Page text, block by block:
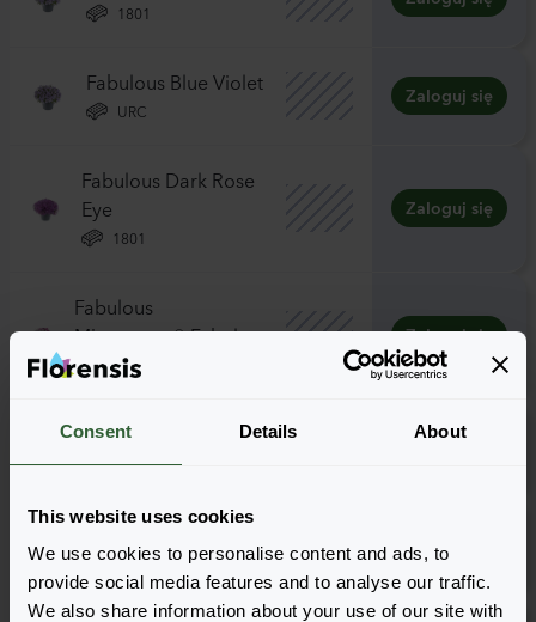
Consent Details About
This website uses cookies
We use cookies to personalise content and ads, to
provide social media features and to analyse our traffic.
We also share information about your use of our site with
1801
Fabulous Blue Violet
URC
Zaloguj się
Fabulous Dark Rose
Eye
1801
Zaloguj się
Fabulous
Mixmasters® Fabulata
0843TP
Zaloguj się
Fabulous Pink
1801
Fabulous White
1801
Zaloguj się